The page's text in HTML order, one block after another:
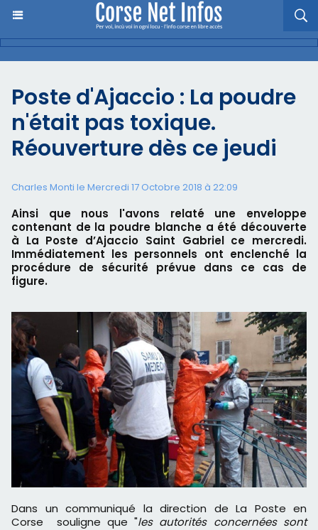
Poste d'Ajaccio : La poudre
n'était pas toxique.
Réouverture dès ce jeudi
Charles Monti le Mercredi 17 Octobre 2018 à 22:09
Ainsi que nous l'avons relaté une enveloppe
contenant de la poudre blanche a été découverte
à La Poste d’Ajaccio Saint Gabriel ce mercredi.
Immédiatement les personnels ont enclenché la
procédure de sécurité prévue dans ce cas de
figure.
Dans un communiqué la direction de La Poste en
Corse souligne que "les autorités concernées sont